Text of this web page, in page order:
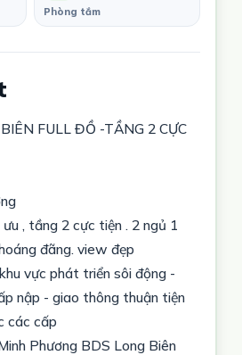
Phòng tắm
FULL ĐỒ -TẦNG 2 CỰC
, tầng 2 cực tiện . 2 ngủ 1
đãng. view đẹp
vực phát triển sôi động -
nập - giao thông thuận tiện
các cấp
Phương BDS Long Biên